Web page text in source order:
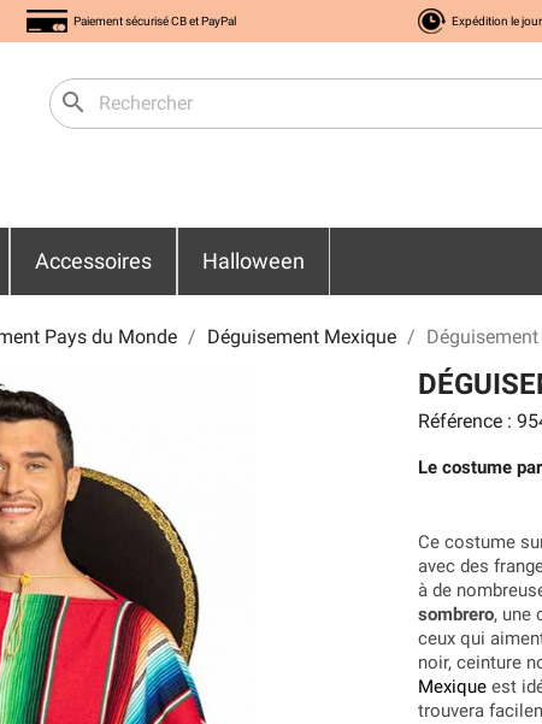
Paiement sécurisé CB et PayPal Expédition le
search
Accessoires Halloween
Pays du Monde Déguisement Mexique
Référence :
Le costume
Ce costume
avec des
à de
sombrero, une
ceux qui
noir, ceinture
Mexique est
trouvera